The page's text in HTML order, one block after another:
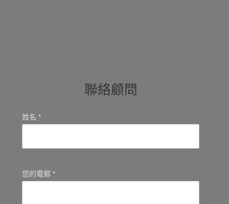
聯絡顧問
姓名 *
您的電郵 *